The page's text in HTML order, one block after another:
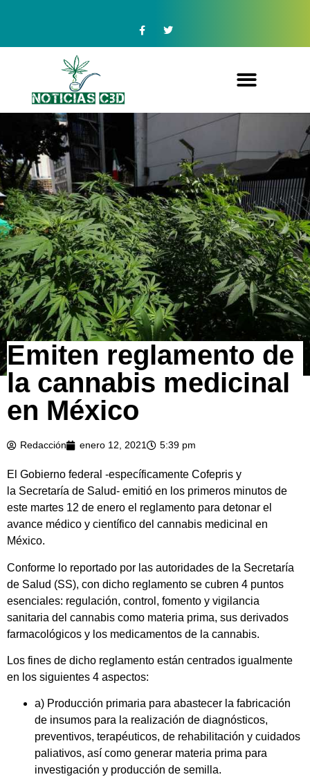
Emiten reglamento de
la cannabis medicinal
en México
Redacción enero 12, 2021 5:39 pm
El Gobierno federal -específicamente Cofepris y
la Secretaría de Salud- emitió en los primeros minutos de
este martes 12 de enero el reglamento para detonar el
avance médico y científico del cannabis medicinal en
México.
Conforme lo reportado por las autoridades de la Secretaría
de Salud (SS), con dicho reglamento se cubren 4 puntos
esenciales: regulación, control, fomento y vigilancia
sanitaria del cannabis como materia prima, sus derivados
farmacológicos y los medicamentos de la cannabis.
Los fines de dicho reglamento están centrados igualmente
en los siguientes 4 aspectos:
a) Producción primaria para abastecer la fabricación
de insumos para la realización de diagnósticos,
preventivos, terapéuticos, de rehabilitación y cuidados
paliativos, así como generar materia prima para
investigación y producción de semilla.